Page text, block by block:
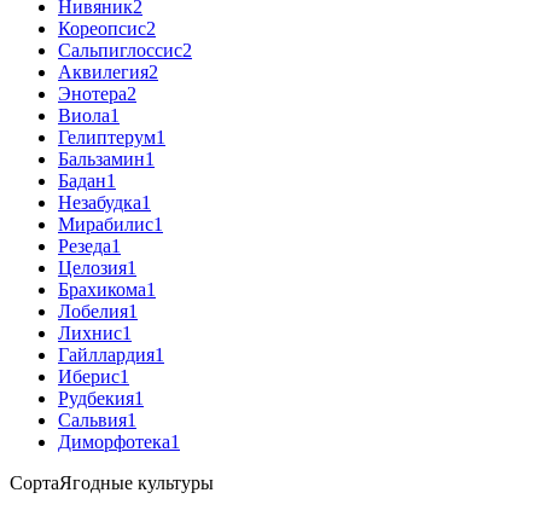
Нивяник2
Кореопсис2
Сальпиглоссис2
Аквилегия2
Энотера2
Виола1
Гелиптерум1
Бальзамин1
Бадан1
Незабудка1
Мирабилис1
Резеда1
Целозия1
Брахикома1
Лобелия1
Лихнис1
Гайллардия1
Иберис1
Рудбекия1
Сальвия1
Диморфотека1
СортаЯгодные культуры